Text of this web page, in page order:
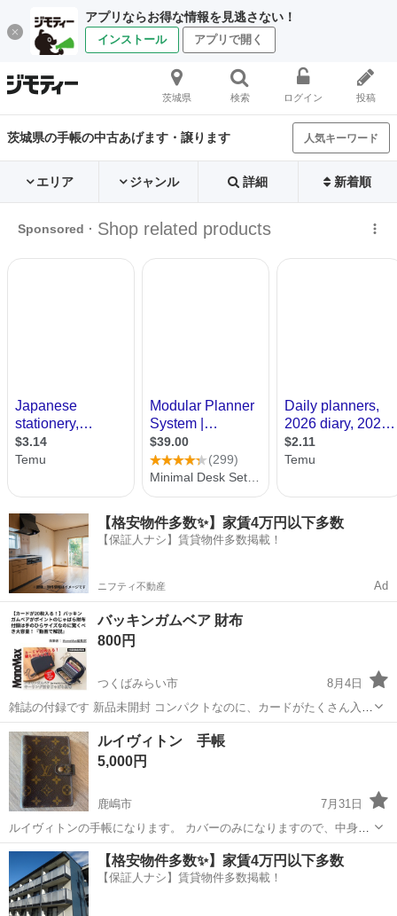
アプリならお得な情報を見逃さない！
インストール アプリで開く
茨城県 検索 ログイン 投稿
茨城県の手帳の中古あげます・譲ります 人気キーワード
エリア ジャンル 詳細 新着順
【格安物件多数✨】家賃4万円以下多数
【保証人ナシ】賃貸物件多数掲載！
ニフティ不動産 Ad
バッキンガムベア 財布
800円
つくばみらい市
8月4日
雑誌の付録です 新品未開封 コンパクトなのに、カードがたくさん入っ
て使い勝手良いです
茨城 つくばみらい市 カード
ルイヴィトン 手帳
5,000円
鹿嶋市
7月31日
ルイヴィトンの手帳になります。 カバーのみになりますので、中身は
ご自身でご用意ください。
茨城 鹿嶋市 手帳
【格安物件多数✨】家賃4万円以下多数
【保証人ナシ】賃貸物件多数掲載！